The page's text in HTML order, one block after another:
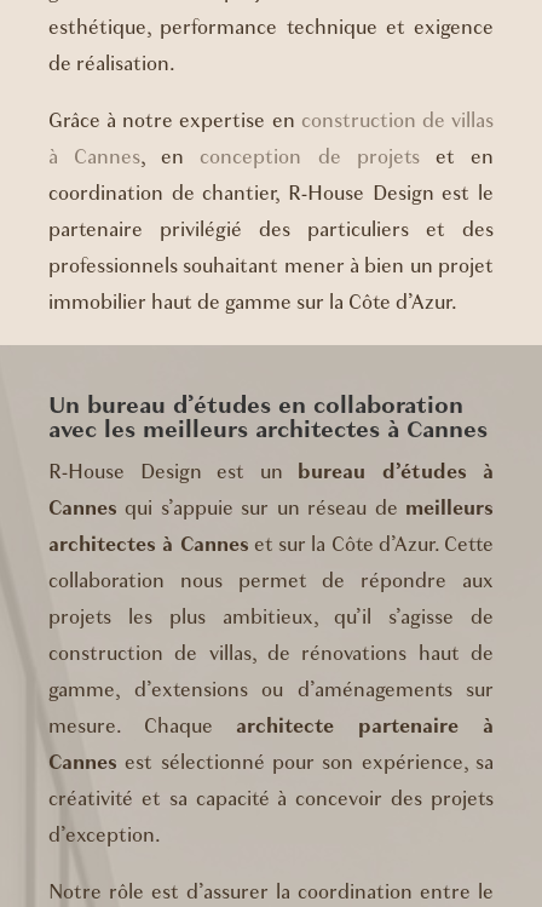
esthétique, performance technique et exigence
de réalisation.
Grâce à notre expertise en construction de villas
à Cannes, en conception de projetset en
coordination de chantier, R-House Design est le
partenaire privilégié des particuliers et des
professionnels souhaitant mener à bien un projet
immobilier haut de gamme sur la Côte d’Azur.
Un bureau d’études en collaboration
avec les meilleurs architectes à Cannes
R-House Design est un bureau d’études à
Cannes qui s’appuie sur un réseau de meilleurs
architectes à Cannes et sur la Côte d’Azur. Cette
collaboration nous permet de répondre aux
projets les plus ambitieux, qu’il s’agisse de
construction de villas, de rénovations haut de
gamme, d’extensions ou d’aménagements sur
mesure. Chaque architecte partenaire à
Cannes est sélectionné pour son expérience, sa
créativité et sa capacité à concevoir des projets
d’exception.
Notre rôle est d’assurer la coordination entre le